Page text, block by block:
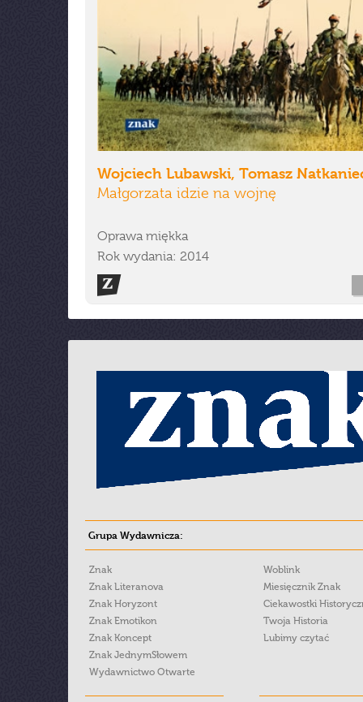
Wojciech Lubawski, Tomasz
Małgorzata idzie na wojnę
Oprawa miękka
Rok wydania: 2014
Grupa Wydawnicza:
Znak
Znak Literanova
Znak Horyzont
Znak Emotikon
Znak Koncept
Znak JednymSłowem
Wydawnictwo Otwarte
Woblink
Miesięcznik Znak
Ciekawostki
Twoja Historia
Lubimy czytać